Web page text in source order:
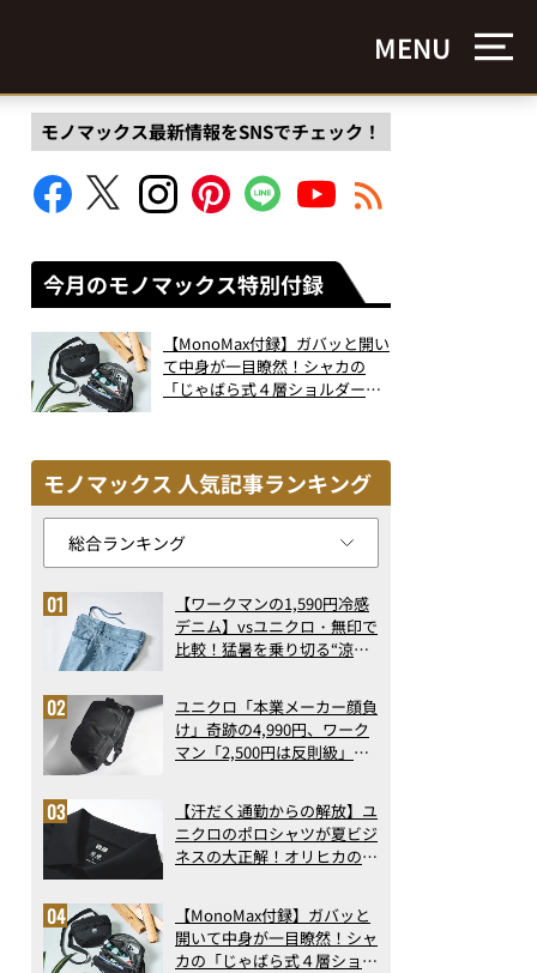
MENU
モノマックス最新情報をSNSでチェック！
今月のモノマックス特別付録
【MonoMax付録】ガバッと開い
て中身が一目瞭然！シャカの
「じゃばら式４層ショルダーバ
モノマックス 人気記事ランキング
【ワークマンの1,590円冷感
デニム】vsユニクロ・無印で
比較！猛暑を乗り切る“涼感
で決定版
ユニクロ「本業メーカー顔負
け」奇跡の4,990円、ワーク
マン「2,500円は反則級」凄
ト3】（2026年6月版）
【汗だく通勤からの解放】ユ
ニクロのポロシャツが夏ビジ
ネスの大正解！オリヒカの透
アの実力
【MonoMax付録】ガバッと
開いて中身が一目瞭然！シャ
カの「じゃばら式４層ショル